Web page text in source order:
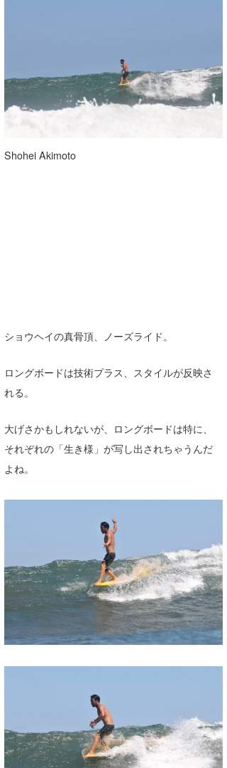
Shohei Akimoto
ショウヘイの真骨頂、ノーズライド。
ロングボードは技術プラス、スタイルが反映さ
れる。
大げさかもしれないが、ロングボードは特に、
それぞれの「生き様」が写し出されちゃうんだ
よね。